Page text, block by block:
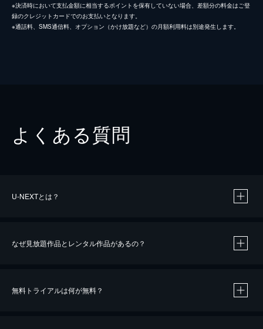
※決済時において支払金額に相当するポイントを保有していない場合、差額分の料金はご登
録のクレジットカードでのお支払いとなります。
※通話料、SMS通信料、オプション（かけ放題など）の月額利用料は別途発生します。
よくある質問
U-NEXTとは？
なぜ見放題作品とレンタル作品があるの？
無料トライアルは何が無料？